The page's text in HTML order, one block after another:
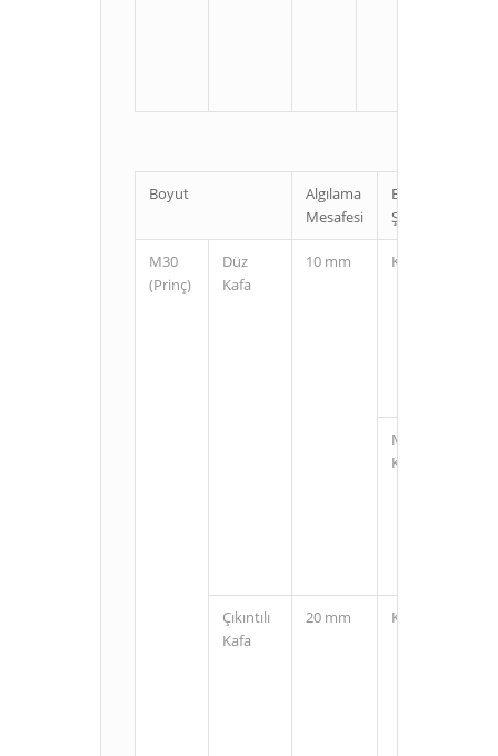
Boyut
Algılama
Mesafesi
Bağlantı
Şekli
M30
(Prinç)
Düz
Kafa
10 mm Kablolu
M12
Konnektörlü
Çıkıntılı
Kafa
20 mm Kablolu